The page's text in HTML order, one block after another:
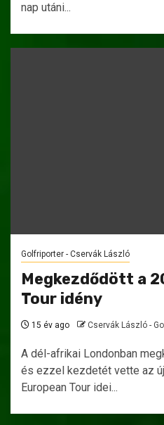
nap utáni...
Golfriporter - Cservák László
Megkezdődött a
Tour idény
15 év ago Cservák László -
A dél-afrikai Londonban
és ezzel kezdetét vette az
European Tour idei...